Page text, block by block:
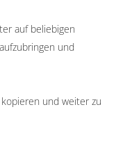
auf beliebigen
und
kopieren und weiter zu